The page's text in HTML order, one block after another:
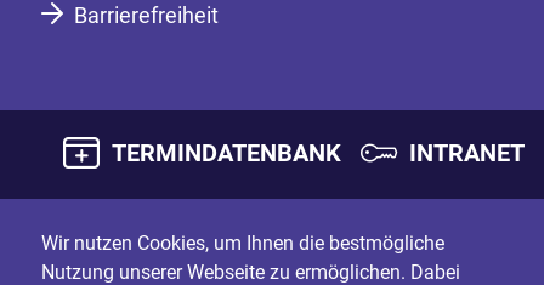
Barrierefreiheit
TERMINDATENBANK INTRANET
Wir nutzen Cookies, um Ihnen die bestmögliche
Nutzung unserer Webseite zu ermöglichen. Dabei